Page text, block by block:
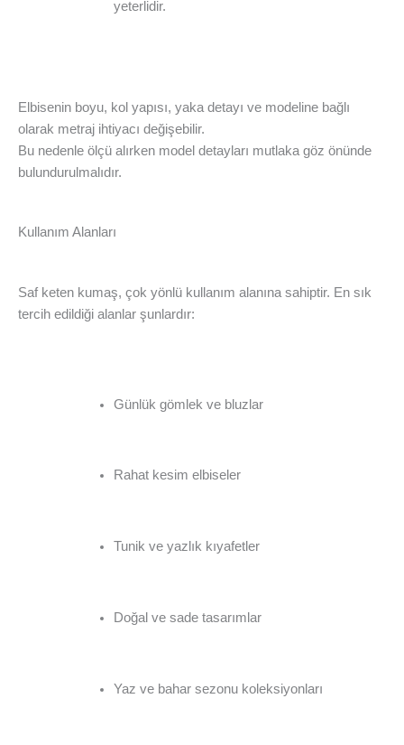
yeterlidir.
Elbisenin boyu, kol yapısı, yaka detayı ve modeline bağlı
olarak metraj ihtiyacı değişebilir.
Bu nedenle ölçü alırken model detayları mutlaka göz önünde
bulundurulmalıdır.
Kullanım Alanları
Saf keten kumaş, çok yönlü kullanım alanına sahiptir. En sık
tercih edildiği alanlar şunlardır:
Günlük gömlek ve bluzlar
Rahat kesim elbiseler
Tunik ve yazlık kıyafetler
Doğal ve sade tasarımlar
Yaz ve bahar sezonu koleksiyonları